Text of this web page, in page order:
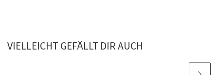
VIELLEICHT GEFÄLLT DIR AUCH